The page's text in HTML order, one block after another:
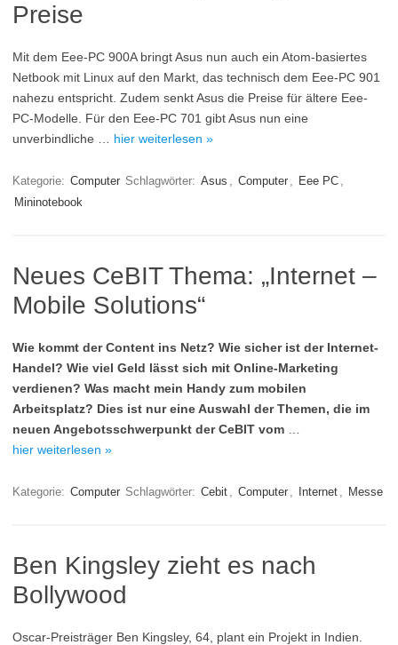
Preise
Mit dem Eee-PC 900A bringt Asus nun auch ein Atom-basiertes
Netbook mit Linux auf den Markt, das technisch dem Eee-PC 901
nahezu entspricht. Zudem senkt Asus die Preise für ältere Eee-
PC-Modelle. Für den Eee-PC 701 gibt Asus nun eine
unverbindliche … hier weiterlesen »
Kategorie: Computer Schlagwörter: Asus , Computer , Eee PC ,
Mininotebook
Neues CeBIT Thema: „Internet –
Mobile Solutions“
Wie kommt der Content ins Netz? Wie sicher ist der Internet-
Handel? Wie viel Geld lässt sich mit Online-Marketing
verdienen? Was macht mein Handy zum mobilen
Arbeitsplatz? Dies ist nur eine Auswahl der Themen, die im
neuen Angebotsschwerpunkt der CeBIT vom
hier weiterlesen »
Kategorie: Computer Schlagwörter: Cebit , Computer , Internet , Messe
Ben Kingsley zieht es nach
Bollywood
Oscar-Preisträger Ben Kingsley, 64, plant ein Projekt in Indien.